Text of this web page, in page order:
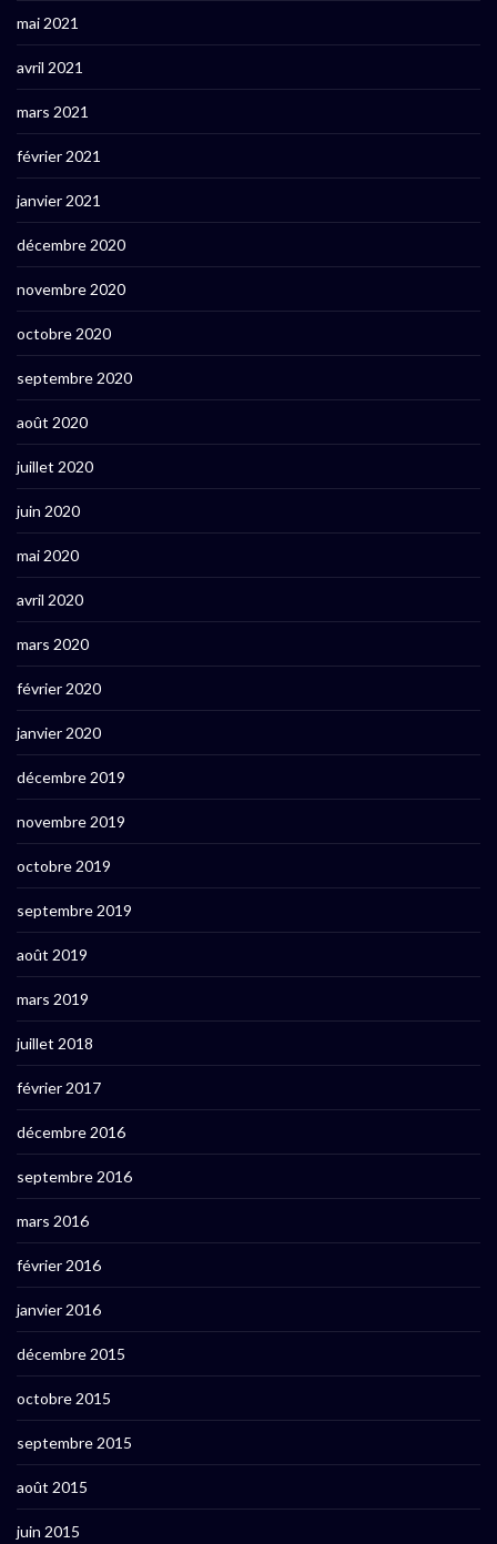
mai 2021
avril 2021
mars 2021
février 2021
janvier 2021
décembre 2020
novembre 2020
octobre 2020
septembre 2020
août 2020
juillet 2020
juin 2020
mai 2020
avril 2020
mars 2020
février 2020
janvier 2020
décembre 2019
novembre 2019
octobre 2019
septembre 2019
août 2019
mars 2019
juillet 2018
février 2017
décembre 2016
septembre 2016
mars 2016
février 2016
janvier 2016
décembre 2015
octobre 2015
septembre 2015
août 2015
juin 2015